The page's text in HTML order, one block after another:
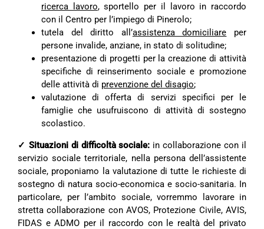
ricerca lavoro, sportello per il lavoro in raccordo
con il Centro per l’impiego di Pinerolo;
tutela del diritto all’assistenza domiciliare per
persone invalide, anziane, in stato di solitudine;
presentazione di progetti per la creazione di attività
specifiche di reinserimento sociale e promozione
delle attività di prevenzione del disagio;
valutazione di offerta di servizi specifici per le
famiglie che usufruiscono di attività di sostegno
scolastico.
✓ Situazioni di difficoltà sociale: in collaborazione con il
servizio sociale territoriale, nella persona dell’assistente
sociale, proponiamo la valutazione di tutte le richieste di
sostegno di natura socio-economica e socio-sanitaria. In
particolare, per l’ambito sociale, vorremmo lavorare in
stretta collaborazione con AVOS, Protezione Civile, AVIS,
FIDAS e ADMO per il raccordo con le realtà del privato